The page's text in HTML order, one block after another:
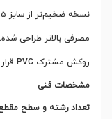
مصرفی بالاتر طراحی
روکش مشترک PVC
مشخصات فنی
تعداد رشته و سطح